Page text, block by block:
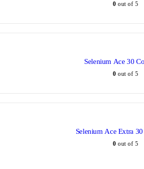
0 out of 5
Selenium Ace 30
0 out of 5
Selenium Ace Extra
0 out of 5